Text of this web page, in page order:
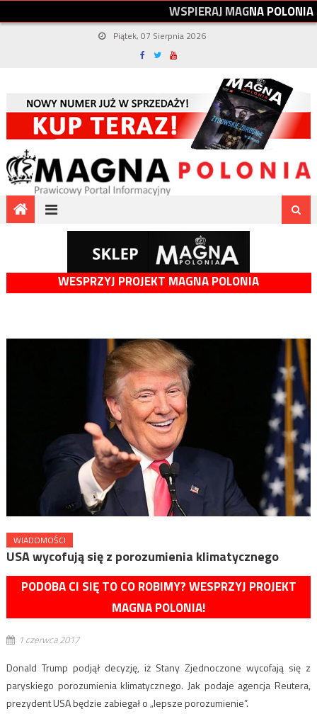
WSPIERAJMAGNAPOLONIA
Piątek, 07 Sierpnia 2026
WESPRZYJ PROJEKT MAGNA POLONIA
WIADOMOŚCI
USA wycofują się z porozumienia klimatycznego
PODOBA CI SIĘ TO CO ROBIMY? WESPRZYJ PROJEKT
MAGNA POLONIA!
1 czerwca 2017
Donald Trump podjął decyzję, iż Stany Zjednoczone wycofają się z
paryskiego porozumienia klimatycznego. Jak podaje agencja Reutera,
prezydent USA będzie zabiegał o „lepsze porozumienie”.